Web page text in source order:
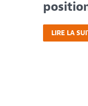
LIRE LA